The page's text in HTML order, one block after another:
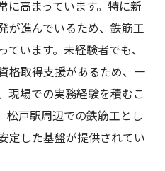
周辺での鉄筋工の求人
探し方
人サイトの利用方法
企業リスト
のポイント
に高まっています。特に新
が進んでいるため、鉄筋工
います。未経験者でも、
格取得支援があるため、一
現場での実務経験を積むこ
松戸駅周辺での鉄筋工とし
定した基盤が提供されてい